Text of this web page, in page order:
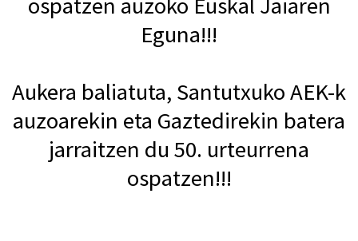
Eguna!!!
Aukera baliatuta, Santutxuko AEK-k
auzoarekin eta Gaztedirekin batera
jarraitzen du 50. urteurrena
ospatzen!!!